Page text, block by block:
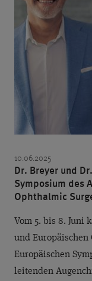
GLAUKOM
GRAUER STAR
KONTAKTLINSEN
MAKULAZENTRUM
MONOVISION
NANOLASER
PREMIUMEYES
10.06.2025
Dr. Breyer und
Symposium des
Ophthalmic
Vom 5. bis 8. Juni
und
Europäischen
leitenden